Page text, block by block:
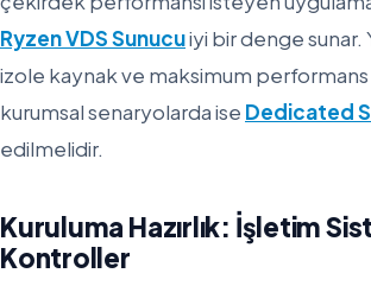
Ryzen VDS Sunucuiyi bir denge sunar.
izole kaynak ve maksimum
kurumsal senaryolarda ise Dedicated
edilmelidir.
Kuruluma Hazırlık: İşletim
Kontroller